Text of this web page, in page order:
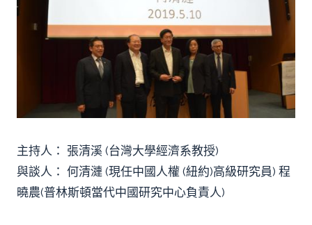
主持人： 張清溪 (台灣大學經濟系教授)
與談人： 何清漣 (現任中國人權 (紐約)高級研究員) 程
曉農(普林斯頓當代中國研究中心負責人)